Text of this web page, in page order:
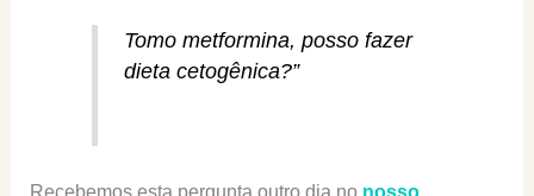
Tomo metformina, posso fazer
dieta cetogênica?”
Recebemos esta pergunta outro dia no nosso